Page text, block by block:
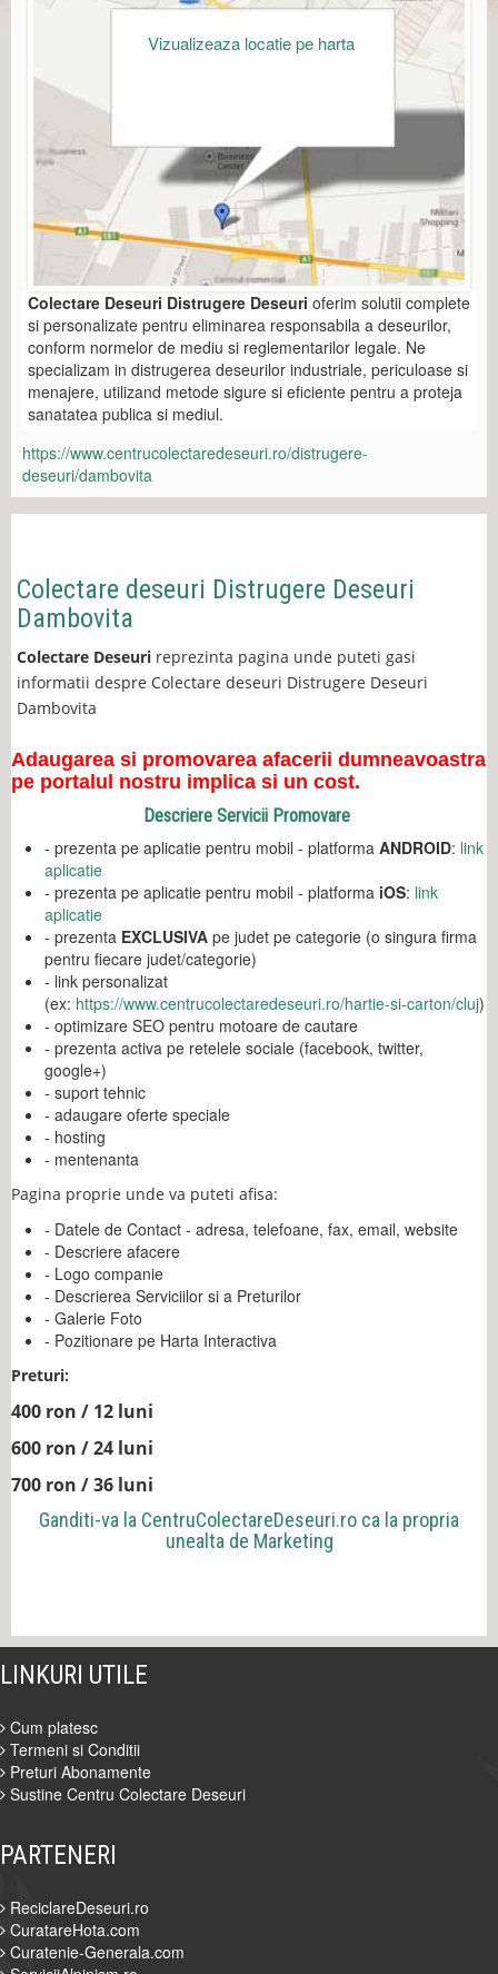
Vizualizeaza locatie pe harta
Colectare Deseuri Distrugere Deseuri oferim solutii complete
si personalizate pentru eliminarea responsabila a deseurilor,
conform normelor de mediu si reglementarilor legale. Ne
specializam in distrugerea deseurilor industriale, periculoase si
menajere, utilizand metode sigure si eficiente pentru a proteja
sanatatea publica si mediul.
https://www.centrucolectaredeseuri.ro/distrugere-
deseuri/dambovita
Colectare deseuri Distrugere Deseuri
Dambovita
Colectare Deseuri reprezinta pagina unde puteti gasi
informatii despre Colectare deseuri Distrugere Deseuri
Dambovita
Adaugarea si promovarea afacerii dumneavoastra
pe portalul nostru implica si un cost.
Descriere Servicii Promovare
- prezenta pe aplicatie pentru mobil - platforma ANDROID: link
aplicatie
- prezenta pe aplicatie pentru mobil - platforma iOS: link
aplicatie
- prezenta EXCLUSIVA pe judet pe categorie (o singura firma
pentru fiecare judet/categorie)
- link personalizat
(ex: https://www.centrucolectaredeseuri.ro/hartie-si-carton/cluj)
- optimizare SEO pentru motoare de cautare
- prezenta activa pe retelele sociale (facebook, twitter,
google+)
- suport tehnic
- adaugare oferte speciale
- hosting
- mentenanta
Pagina proprie unde va puteti afisa:
- Datele de Contact - adresa, telefoane, fax, email, website
- Descriere afacere
- Logo companie
- Descrierea Serviciilor si a Preturilor
- Galerie Foto
- Pozitionare pe Harta Interactiva
Preturi:
400 ron / 12 luni
600 ron / 24 luni
700 ron / 36 luni
Ganditi-va la CentruColectareDeseuri.ro ca la propria
unealta de Marketing
LINKURI UTILE
Cum platesc
Termeni si Conditii
Preturi Abonamente
Sustine Centru Colectare Deseuri
PARTENERI
ReciclareDeseuri.ro
CuratareHota.com
Curatenie-Generala.com